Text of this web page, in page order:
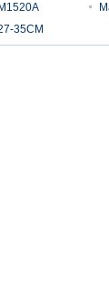
35CM